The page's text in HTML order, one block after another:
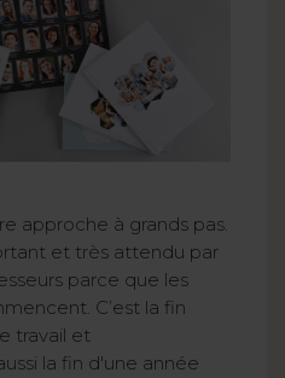
approche à grands pas.
et très attendu par
parce que les
C’est la fin
travail et
la fin d'une année